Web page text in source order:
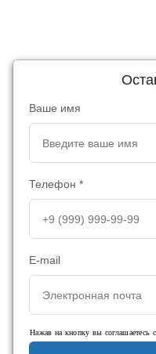
Ваше имя
Телефон *
E-mail
Нажав на кнопку вы соглашаетесь